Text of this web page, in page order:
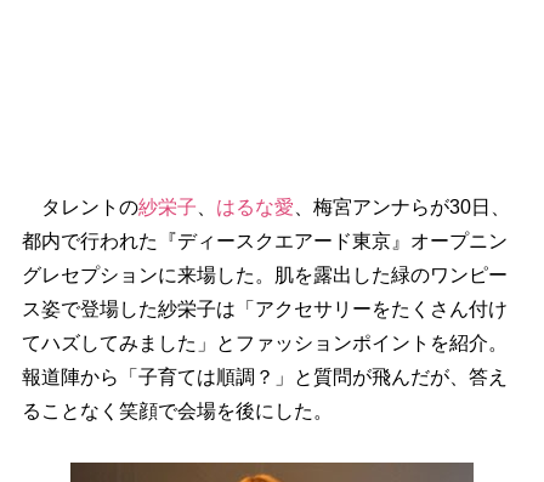
タレントの紗栄子 はるな愛 、梅宮アンナらが30日、
都内で行われた『ディースクエアード東京』オープニン
グレセプションに来場した。肌を露出した緑のワンピー
ス姿で登場した紗栄子は「アクセサリーをたくさん付け
てハズしてみました」とファッションポイントを紹介。
報道陣から「子育ては順調？」と質問が飛んだが、答え
ることなく笑顔で会場を後にした。